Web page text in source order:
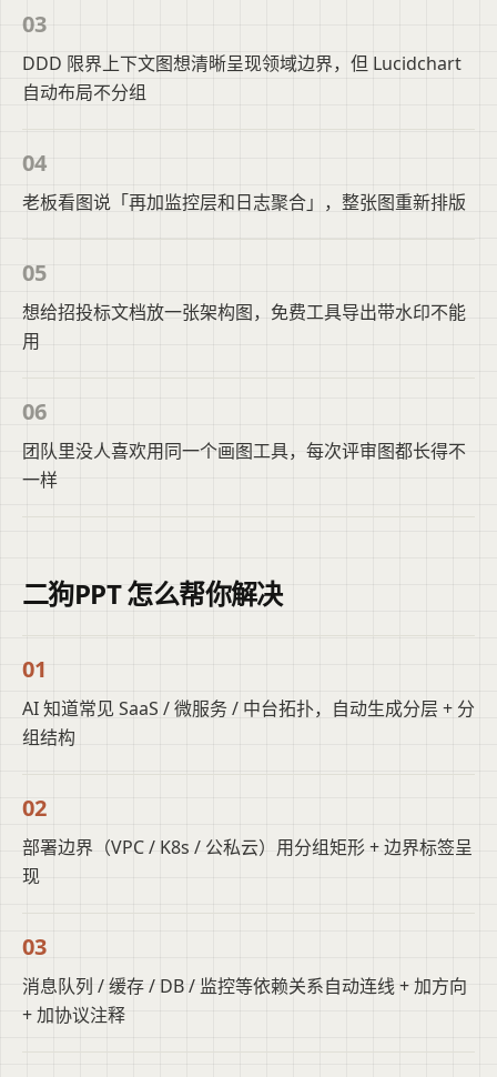
03
DDD 限界上下文图想清晰呈现领域边界，但 Lucidchart
自动布局不分组
04
老板看图说「再加监控层和日志聚合」，整张图重新排版
05
想给招投标文档放一张架构图，免费工具导出带水印不能
用
06
团队里没人喜欢用同一个画图工具，每次评审图都长得不
一样
二狗PPT 怎么帮你解决
01
AI 知道常见 SaaS / 微服务 / 中台拓扑，自动生成分层 + 分
组结构
02
部署边界（VPC / K8s / 公私云）用分组矩形 + 边界标签呈
现
03
消息队列 / 缓存 / DB / 监控等依赖关系自动连线 + 加方向
+ 加协议注释